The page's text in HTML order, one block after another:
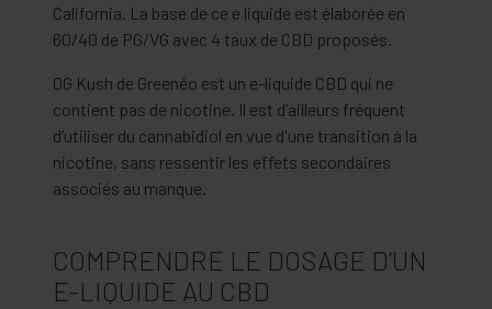
California. La base de ce e liquide est élaborée en
60/40 de PG/VG avec 4 taux de CBD proposés.
OG Kush de Greenéo est un e-liquide CBD qui ne
contient pas de nicotine. Il est d’ailleurs fréquent
d’utiliser du cannabidiol en vue d'une transition à la
nicotine, sans ressentir les effets secondaires
associés au manque.
COMPRENDRE LE DOSAGE D’UN
E-LIQUIDE AU CBD